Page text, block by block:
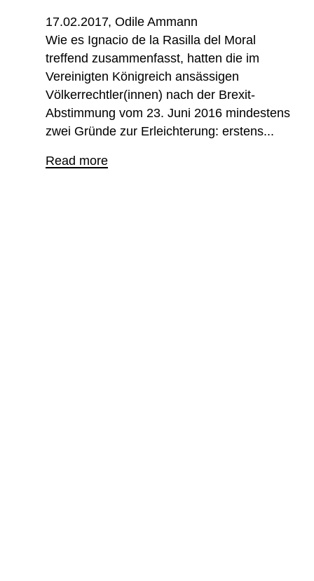
17.02.2017 Odile Ammann
Wie es Ignacio de la Rasilla del Moral
treffend zusammenfasst, hatten die im
Vereinigten Königreich ansässigen
Völkerrechtler(innen) nach der Brexit-
Abstimmung vom 23. Juni 2016 mindestens
zwei Gründe zur Erleichterung: erstens...
Read more